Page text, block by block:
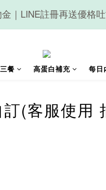
貝果任選6組$899
｜LINE註冊再送優格
餐 高蛋白補充 每日
(客服使用